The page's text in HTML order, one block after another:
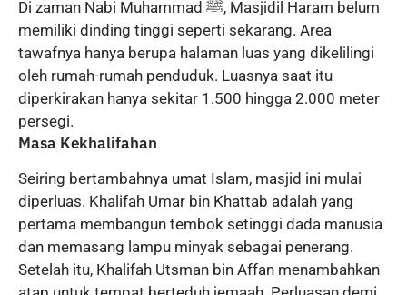
Di zaman Nabi Muhammad ﷺ, Masjidil Haram belum
memiliki dinding tinggi seperti sekarang. Area
tawafnya hanya berupa halaman luas yang dikelilingi
oleh rumah-rumah penduduk. Luasnya saat itu
diperkirakan hanya sekitar 1.500 hingga 2.000 meter
persegi.
Masa Kekhalifahan
Seiring bertambahnya umat Islam, masjid ini mulai
diperluas. Khalifah Umar bin Khattab adalah yang
pertama membangun tembok setinggi dada manusia
dan memasang lampu minyak sebagai penerang.
Setelah itu, Khalifah Utsman bin Affan menambahkan